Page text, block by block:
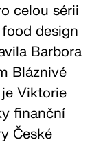
celou sérii
design
Barbora
Bláznivé
Viktorie
finanční
České